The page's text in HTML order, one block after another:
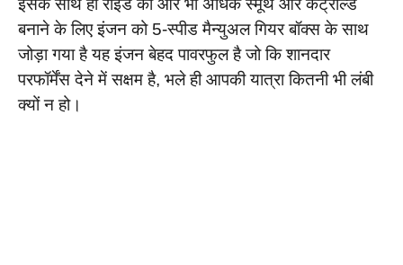
इसके साथ ही राइड को और भी अधिक स्मूथ और कंट्रोल्ड
बनाने के लिए इंजन को 5-स्पीड मैन्युअल गियर बॉक्स के साथ
जोड़ा गया है यह इंजन बेहद पावरफुल है जो कि शानदार
परफॉर्मेंस देने में सक्षम है, भले ही आपकी यात्रा कितनी भी लंबी
क्यों न हो।